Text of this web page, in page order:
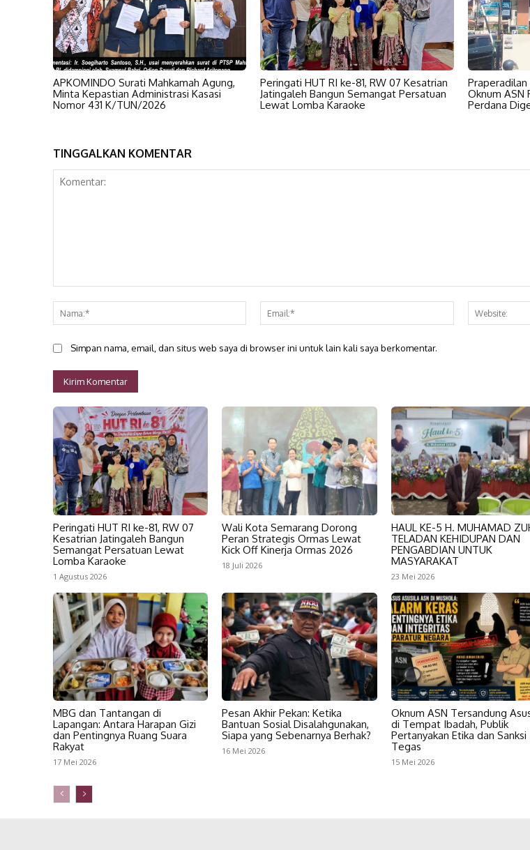
APKOMINDO Surati Mahkamah Agung,
Minta Kepastian Administrasi Kasasi
Nomor 431 K/TUN/2026
Peringati HUT RI ke-81, RW 07 Kesatrian
Jatingaleh Bangun Semangat Persatuan
Lewat Lomba Karaoke
Oknum ASN
Perdana
TINGGALKAN KOMENTAR
Nama:*
Email:*
Simpan nama, email, dan situs web saya di browser ini untuk lain kali saya berkomentar.
Peringati HUT RI ke-81, RW 07
Kesatrian Jatingaleh Bangun
Semangat Persatuan Lewat
Lomba Karaoke
1 Agustus 2026
Wali Kota Semarang Dorong
Peran Strategis Ormas Lewat
Kick Off Kinerja Ormas 2026
18 Juli 2026
HAUL KE-5 H. MUHAMAD
TELADAN KEHIDUPAN DAN
PENGABDIAN UNTUK
MASYARAKAT
23 Mei 2026
MBG dan Tantangan di
Lapangan: Antara Harapan Gizi
dan Pentingnya Ruang Suara
Rakyat
17 Mei 2026
Pesan Akhir Pekan: Ketika
Bantuan Sosial Disalahgunakan,
Siapa yang Sebenarnya Berhak?
16 Mei 2026
Oknum ASN Tersandung
di Tempat Ibadah, Publik
Pertanyakan Etika dan Sanksi
Tegas
15 Mei 2026